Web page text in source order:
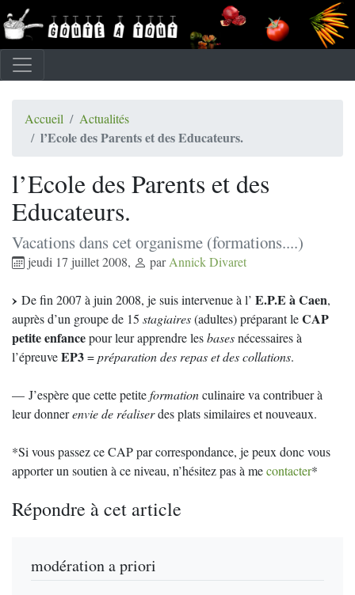
Accueil Actualités
l’Ecole des Parents et des Educateurs.
l’Ecole des Parents et des
Educateurs.
Vacations dans cet organisme (formations....)
jeudi 17 juillet 2008, parAnnick Divaret
De fin 2007 à juin 2008, je suis intervenue à l’ E.P.E à Caen,
auprès d’un groupe de 15 stagiaires(adultes) préparant leCAP
petite enfancepour leur apprendre lesbasesnécessaires à
l’épreuveEP3=préparation des repas et des collations.
— J’espère que cette petiteformationculinaire va contribuer à
leur donnerenvie de réaliserdes plats similaires et nouveaux.
*Si vous passez ce CAP par correspondance, je peux donc vous
apporter un soutien à ce niveau, n’hésitez pas à mecontacter*
Répondre à cet article
modération a priori